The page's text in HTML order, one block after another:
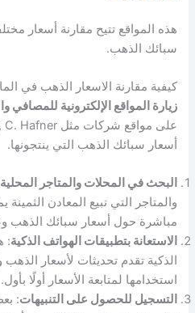
هذه المواقع تتيح مقارنة أسعار
سبائك الذهب.
كيفية مقارنة الاسعار الذهب في
زيارة المواقع الإلكترونية للمصافي
أسعار سبائك الذهب التي ينتجونها.
البحث في المحلات والمتاجر المحلية
والمتاجر التي تبيع المعادن
مباشرة حول أسعار سبائك الذهب
الاستعانة بتطبيقات الهواتف الذكية:
الذكية تقدم تحديثات لأسعار
استخدامها لمتابعة الأسعار أولًا بأول.
التسجيل للحصول على التنبيهات: